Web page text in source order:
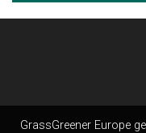
GrassGreener Europe